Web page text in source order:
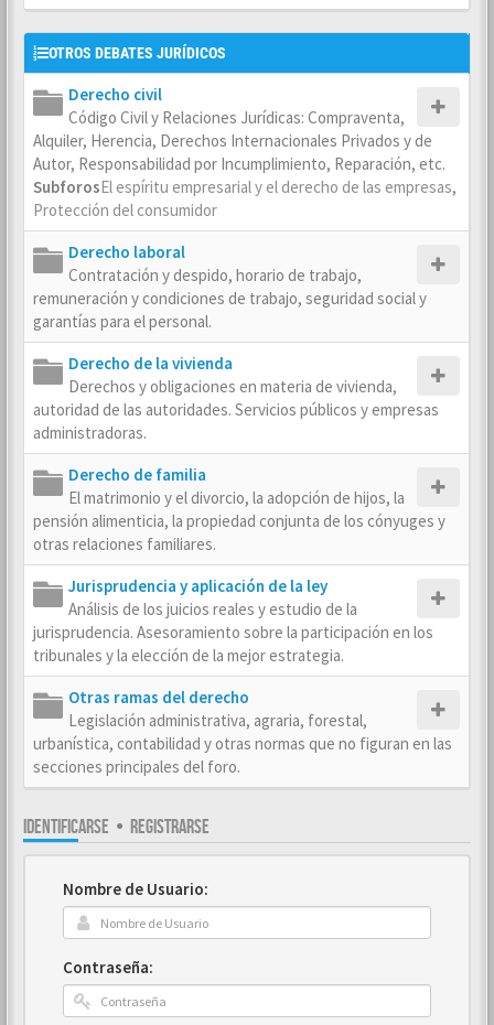
OTROS DEBATES JURÍDICOS
Derecho civil
Código Civil y Relaciones Jurídicas: Compraventa,
Alquiler, Herencia, Derechos Internacionales Privados y de
Autor, Responsabilidad por Incumplimiento, Reparación, etc.
SubforosEl espíritu empresarial y el derecho de las empresas,
Protección del consumidor
Derecho laboral
Contratación y despido, horario de trabajo,
remuneración y condiciones de trabajo, seguridad social y
garantías para el personal.
Derecho de la vivienda
Derechos y obligaciones en materia de vivienda,
autoridad de las autoridades. Servicios públicos y empresas
administradoras.
Derecho de familia
El matrimonio y el divorcio, la adopción de hijos, la
pensión alimenticia, la propiedad conjunta de los cónyuges y
otras relaciones familiares.
Jurisprudencia y aplicación de la ley
Análisis de los juicios reales y estudio de la
jurisprudencia. Asesoramiento sobre la participación en los
tribunales y la elección de la mejor estrategia.
Otras ramas del derecho
Legislación administrativa, agraria, forestal,
urbanística, contabilidad y otras normas que no figuran en las
secciones principales del foro.
IDENTIFICARSE • REGISTRARSE
Nombre de Usuario:
Contraseña: